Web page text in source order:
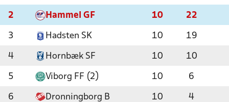
2 Hammel GF 10 22
3 Hadsten SK 10 19
4 Hornbæk SF 10 10
5 Viborg FF (2) 10 6
6 Dronningborg B 10 4